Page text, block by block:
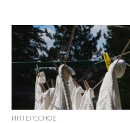
ИНТЕРЕСНОЕ